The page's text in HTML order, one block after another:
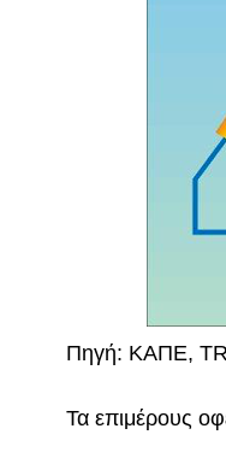
Πηγή: ΚΑΠΕ,
Τα επιμέρους